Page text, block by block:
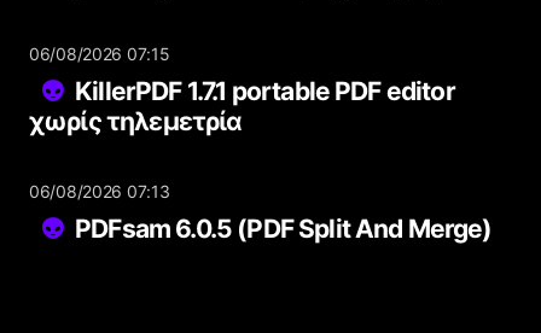
06/08/2026 07:15
KillerPDF 1.7.1 portable PDF editor
χωρίς τηλεμετρία
06/08/2026 07:13
PDFsam 6.0.5 (PDF Split And Merge)